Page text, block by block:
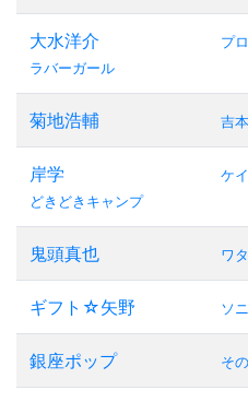
大水洋介
ラバーガール
プ
菊地浩輔 吉
岸学
どきどきキャンプ
ケ
鬼頭真也 ワ
ギフト☆矢野 ソ
銀座ポップ そ